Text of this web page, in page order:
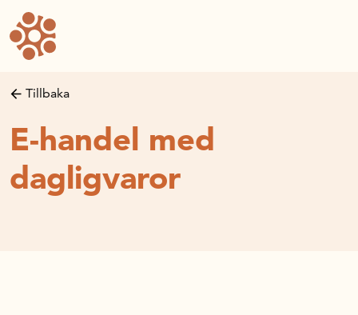
Forskning och utveckling
Forskningsprojekt
Rapporter och publikationer
NRWC – Nordic Retail and Wholesale conference
Inspel till forsknings- och innovationspropositionen
Tillbaka
E-handel med
dagligvaror